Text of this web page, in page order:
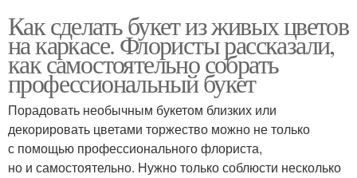
Как сделать букет из живых цветов
на каркасе. Флористы рассказали,
как самостоятельно собрать
профессиональный букет
Порадовать необычным букетом близких или
декорировать цветами торжество можно не только
с помощью профессионального флориста,
но и самостоятельно. Нужно только соблюсти несколько